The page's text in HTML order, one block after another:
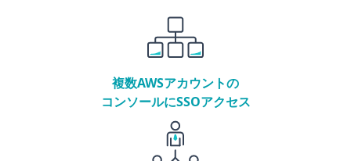
複数AWSアカウントの
コンソールにSSOアクセス